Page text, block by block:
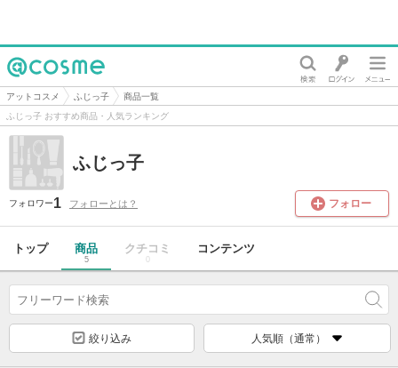
@cosme
アットコスメ ふじっ子
商品一覧
ふじっ子 おすすめ商品・人気ランキング
ふじっ子
フォロワー1 フォローとは？ フォロー
トップ 商品
5
クチコミ
0
コンテンツ
絞り込み 人気順（通常）